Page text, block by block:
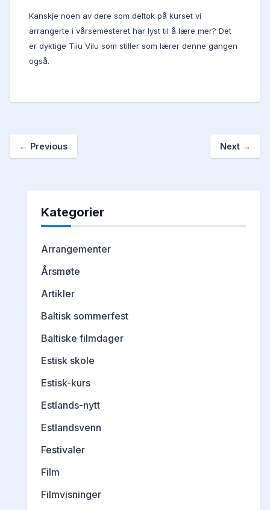
Kanskje noen av dere som deltok på kurset vi
arrangerte i vårsemesteret har lyst til å lære mer? Det
er dyktige Tiiu Vilu som stiller som lærer denne gangen
også.
← Previous Next →
Kategorier
Arrangementer
Årsmøte
Artikler
Baltisk sommerfest
Baltiske filmdager
Estisk skole
Estisk-kurs
Estlands-nytt
Estlandsvenn
Festivaler
Film
Filmvisninger